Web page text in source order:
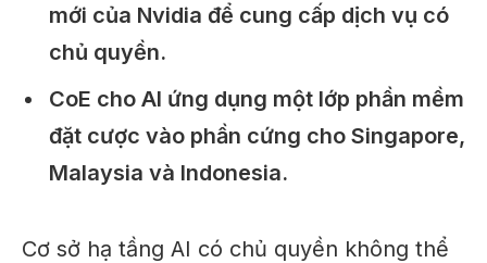
mới của Nvidia để cung cấp dịch vụ có
chủ quyền.
CoE cho AI ứng dụng một lớp phần mềm
đặt cược vào phần cứng cho Singapore,
Malaysia và Indonesia.
Cơ sở hạ tầng AI có chủ quyền không thể